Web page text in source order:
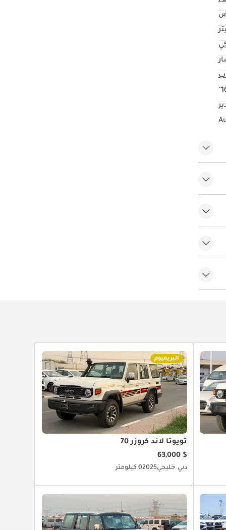
البريميوم
تويوتا لاند كروزر 70
$ 63,000
دبي خليجي20250 كيلومتر